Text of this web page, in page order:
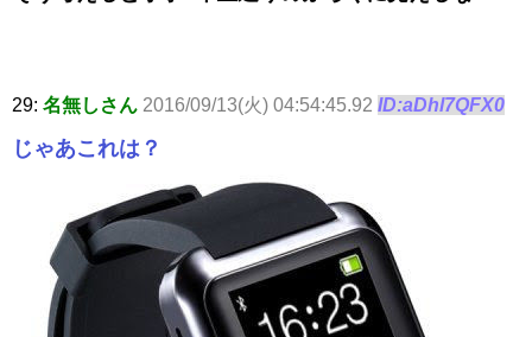
29: 名無しさん 2016/09/13(火) 04:54:45.92 ID:aDhl7QFX0
じゃあこれは？